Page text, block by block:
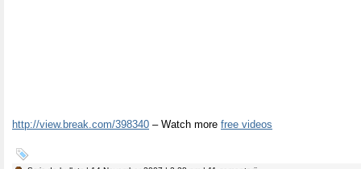
http://view.break.com/398340 – Watch more free videos